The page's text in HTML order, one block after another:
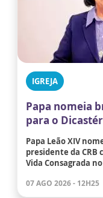
IGREJA
Papa nomeia
para o
Papa Leão XIV
presidente da CRB
Vida Consagrada
07 AGO 2026 - 12H25